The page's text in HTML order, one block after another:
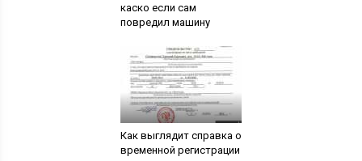
каско если сам
повредил машину
Как выглядит справка о
временной регистрации